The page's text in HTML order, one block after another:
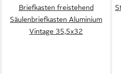
Briefkasten freistehend
Säulenbriefkasten Aluminium
Vintage 35,5x32